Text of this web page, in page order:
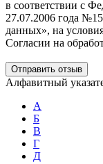
в соответствии с
27.07.2006 года
данных», на
Согласии на
Отправить отзыв
Алфавитный
А
Б
В
Г
Д